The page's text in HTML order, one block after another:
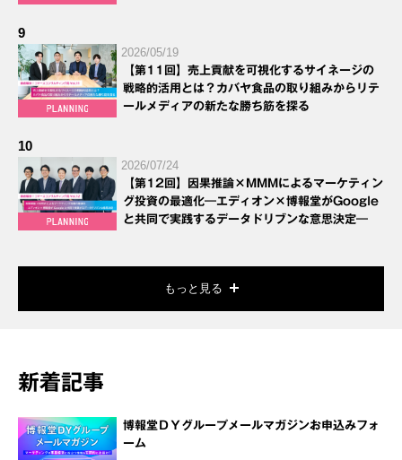
9
2026/05/19
【第11回】売上貢献を可視化するサイネージの
戦略的活用とは？カバヤ食品の取り組みからリテ
ールメディアの新たな勝ち筋を探る
10
2026/07/24
【第12回】因果推論×MMMによるマーケティン
グ投資の最適化―エディオン×博報堂がGoogle
と共同で実践するデータドリブンな意思決定―
もっと見る
新着記事
博報堂ＤＹグループメールマガジンお申込みフォ
ーム